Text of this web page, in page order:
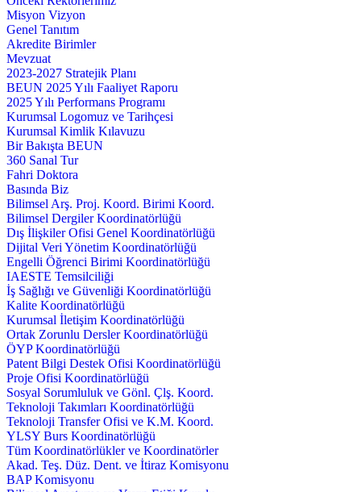
Misyon Vizyon
Genel Tanıtım
Akredite Birimler
Mevzuat
2023-2027 Stratejik Planı
BEUN 2025 Yılı Faaliyet Raporu
2025 Yılı Performans Programı
Kurumsal Logomuz ve Tarihçesi
Kurumsal Kimlik Kılavuzu
Bir Bakışta BEUN
360 Sanal Tur
Fahri Doktora
Basında Biz
Bilimsel Arş. Proj. Koord. Birimi Koord.
Bilimsel Dergiler Koordinatörlüğü
Dış İlişkiler Ofisi Genel Koordinatörlüğü
Dijital Veri Yönetim Koordinatörlüğü
Engelli Öğrenci Birimi Koordinatörlüğü
IAESTE Temsilciliği
İş Sağlığı ve Güvenliği Koordinatörlüğü
Kalite Koordinatörlüğü
Kurumsal İletişim Koordinatörlüğü
Ortak Zorunlu Dersler Koordinatörlüğü
ÖYP Koordinatörlüğü
Patent Bilgi Destek Ofisi Koordinatörlüğü
Proje Ofisi Koordinatörlüğü
Sosyal Sorumluluk ve Gönl. Çlş. Koord.
Teknoloji Takımları Koordinatörlüğü
Teknoloji Transfer Ofisi ve K.M. Koord.
YLSY Burs Koordinatörlüğü
Tüm Koordinatörlükler ve Koordinatörler
Akad. Teş. Düz. Dent. ve İtiraz Komisyonu
BAP Komisyonu